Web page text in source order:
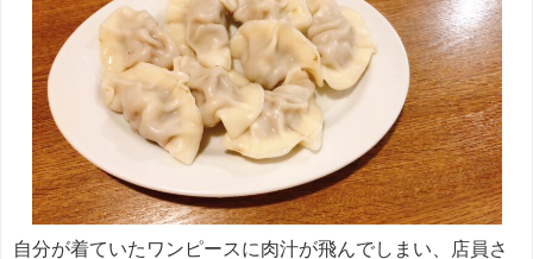
自分が着ていたワンピースに肉汁が飛んでしまい、店員さ